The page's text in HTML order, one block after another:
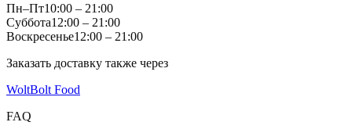
Пн–Пт10:00 – 21:00
Суббота12:00 – 21:00
Воскресенье12:00 – 21:00
Заказать доставку также через
WoltBolt Food
FAQ